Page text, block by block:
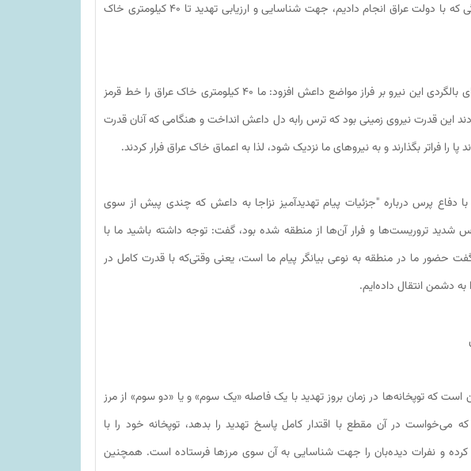
رزمی دیگر را به منطقه اعزام کرد، و با هماهنگی که با دولت عراق انجام دادیم، جهت شناسایی و ارزیابی تهدید تا ۴۰ کیلومتری خاک
وی همچنین با اشاره به استفاده از ظرفیت‌های بالگردی این نیرو بر فراز مواضع داعش افزود: ما ۴۰ کیلومتری خاک عراق را خط قرمز
این قدرت نیروی زمینی بود که ترس رابه دل داعش انداخت و هنگامی که آنان قدرت
پا را فراتر بگذارند و به نیروهای ما نزدیک شود، لذا به اعماق خاک عراق فرار کردند.
دفاع پرس درباره "جزئیات پیام تهدیدآمیز نزاجا به داعش که چندی پیش از سوی
شدید تروریست‌ها و فرار آن‌ها از منطقه شده بود، گفت: توجه داشته باشید ما با
گفت حضور ما در منطقه به نوعی بیانگر پیام ما است، یعنی وقتی‌که با قدرت کامل در
دشمن انتقال داده‌ایم.
است که توپخانه‌ها در زمان بروز تهدید با یک فاصله «یک سوم» و یا «دو سوم» از مرز
می‌خواست در آن مقطع با اقتدار کامل پاسخ تهدید را بدهد، توپخانه خود را با
و نفرات دیده‌بان را جهت شناسایی به آن سوی مرزها فرستاده است. همچنین